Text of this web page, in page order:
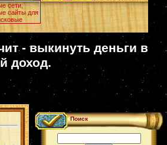
- выкинуть деньги в
доход.
Поиск